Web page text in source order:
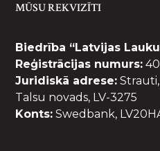
MŪSU REKVIZĪTI
Biedrība “Latvijas
Reģistrācijas numurs:
Juridiskā adrese:
Talsu novads, LV-3275
Konts: Swedbank,